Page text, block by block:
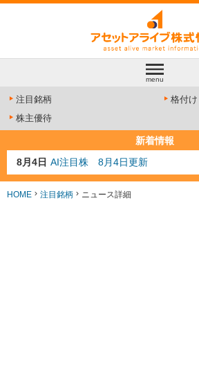
menu
注目銘柄
格付け
株主優待
新着情報
8月4日 AI注目株 8月4日更新
8月3日 人気業種注目株 8月3日更新
7月29日 日経225シグナル点灯
HOME 注目銘柄 ニュース詳細